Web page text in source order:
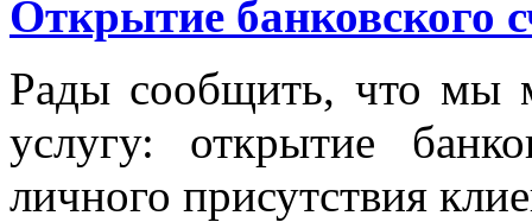
Открытие банковского
Рады сообщить, что мы
услугу: открытие
личного присутствия